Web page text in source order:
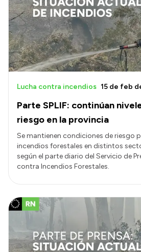
Parte SPLIF: continúan
riesgo en la provincia
Lucha contra incendios 15 de feb
Se mantienen condiciones de riesgo
incendios forestales en distintos
según el parte diario del Servicio de
contra Incendios Forestales.